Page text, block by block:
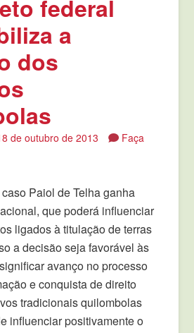
federal
a
dos
de outubro de 2013
Faça
Paiol de Telha ganha
que poderá influenciar
ligados à titulação de terras
a decisão seja favorável às
avanço no processo
e conquista de direito
tradicionais quilombolas
influenciar positivamente o